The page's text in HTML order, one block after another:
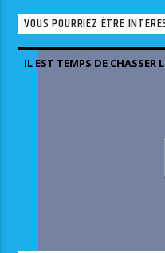
VOUS POURRIEZ ÊTRE
IL EST TEMPS DE CHASSER